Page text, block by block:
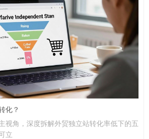
化？
视角，深度拆解外贸独立站转化率低下的五
立